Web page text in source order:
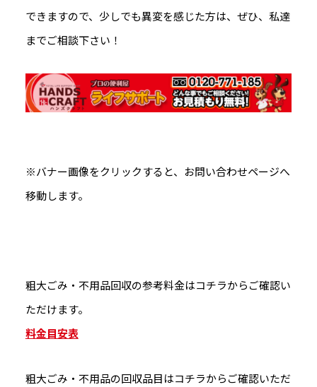
できますので、少しでも異変を感じた方は、ぜひ、私達
までご相談下さい！
※バナー画像をクリックすると、お問い合わせページへ
移動します。
粗大ごみ・不用品回収の参考料金はコチラからご確認い
ただけます。
料金目安表
粗大ごみ・不用品の回収品目はコチラからご確認いただ